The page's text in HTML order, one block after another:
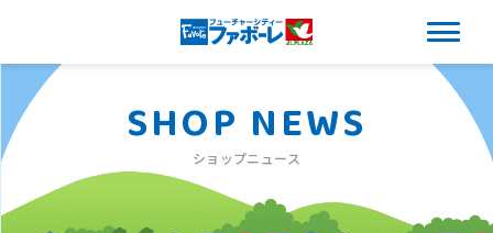
SHOP NEWS
ショップニュース